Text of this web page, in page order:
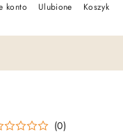
konto Ulubione Koszyk
(0)